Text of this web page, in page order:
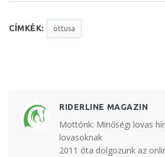
CÍMKÉK: öttusa
RIDERLINE MAGAZIN
Mottónk: Minőségi lovas
lovasoknak
2011 óta dolgozunk az